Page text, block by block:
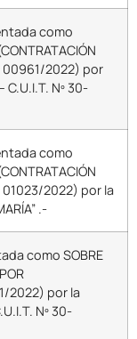
como
00961/2022) por
C.U.I.T. Nº 30-
como
01023/2022) por la
.-
como SOBRE
2022) por la
Nº 30-